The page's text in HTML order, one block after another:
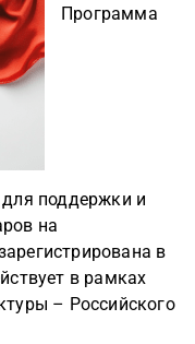
Программа
поддержки и
на
в
в рамках
– Российского